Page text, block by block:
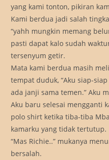
yang kami tonton, pikiran
Kami berdua jadi salah
“yahh mungkin memang
pasti dapat kalo sudah
tersenyum getir.
Mata kami berdua masih
tempat duduk, “Aku siap-
ada janji sama temen.” Aku
Aku baru selesai mengganti
polo shirt ketika tiba-tiba
kamarku yang tidak tertutup.
“Mas Richie..” mukanya
bersalah.